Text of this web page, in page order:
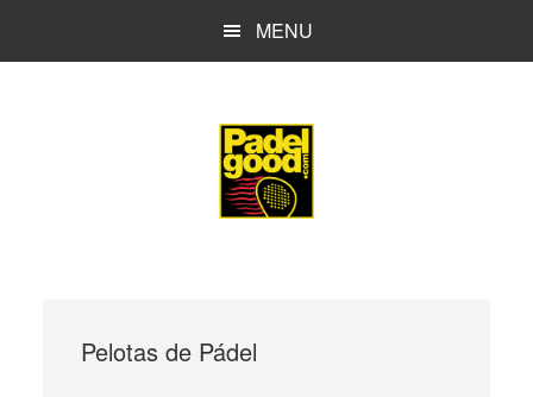
MENU
Pelotas de Pádel